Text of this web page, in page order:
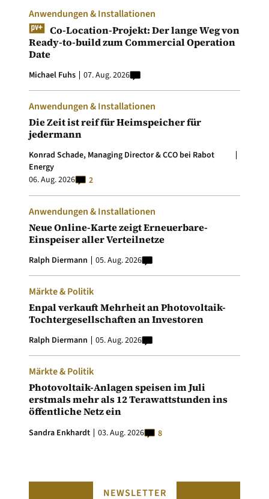
Anwendungen & Installationen
Co-Location-Projekt: Der lange Weg von
Ready-to-build zum Commercial Operation
Date
Michael Fuhs 07. Aug. 2026
Anwendungen & Installationen
Die Zeit ist reif für Heimspeicher für
jedermann
Konrad Schade, Managing Director & CCO bei Rabot
Energy
06. Aug. 2026
2
Anwendungen & Installationen
Neue Online-Karte zeigt Erneuerbare-
Einspeiser aller Verteilnetze
Ralph Diermann 05. Aug. 2026
Märkte & Politik
Enpal verkauft Mehrheit an Photovoltaik-
Tochtergesellschaften an Investoren
Ralph Diermann 05. Aug. 2026
Märkte & Politik
Photovoltaik-Anlagen speisen im Juli
erstmals mehr als 12 Terawattstunden ins
öffentliche Netz ein
Sandra Enkhardt 03. Aug. 2026 8
NEWSLETTER